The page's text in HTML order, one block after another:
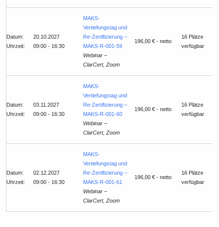
Datum:
Uhrzeit:
20.10.2027
09:00 - 16:30
MAKS-
Vertiefungstag und
Re-Zertifizierung –
MAKS-R-001-59
Webinar –
ClarCert, Zoom
196,00 € - netto
16 Plätze
verfügbar
Datum:
Uhrzeit:
03.11.2027
09:00 - 16:30
MAKS-
Vertiefungstag und
Re-Zertifizierung –
MAKS-R-001-60
Webinar –
ClarCert, Zoom
196,00 € - netto
16 Plätze
verfügbar
Datum:
Uhrzeit:
02.12.2027
09:00 - 16:30
MAKS-
Vertiefungstag und
Re-Zertifizierung –
MAKS-R-001-61
Webinar –
ClarCert, Zoom
196,00 € - netto
16 Plätze
verfügbar